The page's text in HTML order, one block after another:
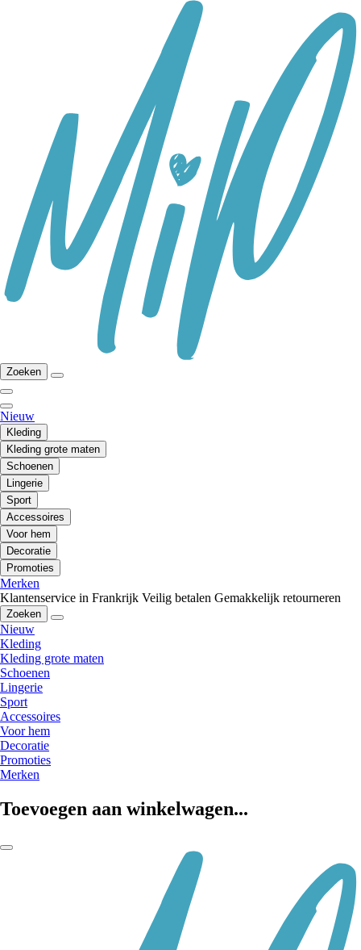
Zoeken
Nieuw
Kleding
Kleding grote maten
Schoenen
Lingerie
Sport
Accessoires
Voor hem
Decoratie
Promoties
Merken
Klantenservice in Frankrijk Veilig betalen Gemakkelijk retourneren
Zoeken
Nieuw
Kleding
Kleding grote maten
Schoenen
Lingerie
Sport
Accessoires
Voor hem
Decoratie
Promoties
Merken
Toevoegen aan winkelwagen...